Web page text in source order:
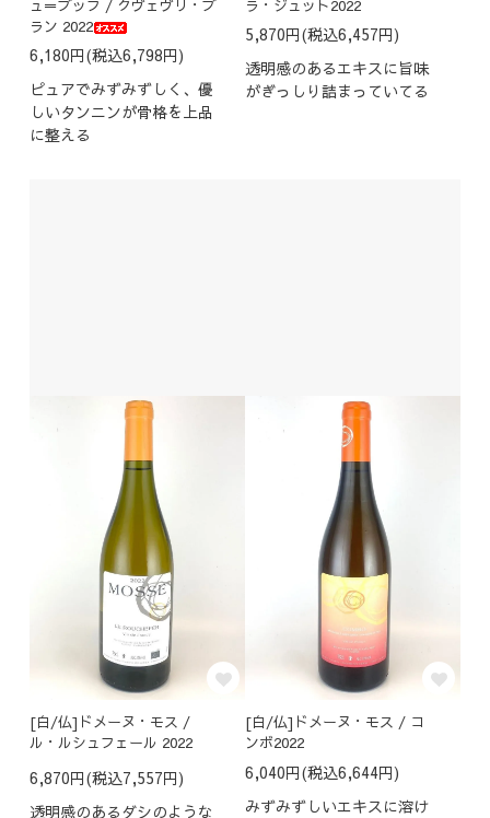
ュ＝ブッフ / クヴェヴリ・ブ
ラン 2022
6,180円(税込6,798円)
ピュアでみずみずしく、優
しいタンニンが骨格を上品
に整える
ラ・ジュット2022
5,870円(税込6,457円)
透明感のあるエキスに旨味
がぎっしり詰まっていてる
[白/仏]ドメーヌ・モス /
ル・ルシュフェール 2022
6,870円(税込7,557円)
透明感のあるダシのような
[白/仏]ドメーヌ・モス / コ
ンボ2022
6,040円(税込6,644円)
みずみずしいエキスに溶け